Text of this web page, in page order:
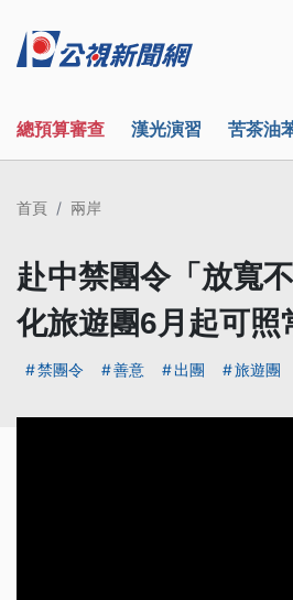
總預算審查 漢光演習 苦茶油
首頁 兩岸
赴中禁團令「放寬
化旅遊團6月起可照
禁團令 善意 出團 旅遊團